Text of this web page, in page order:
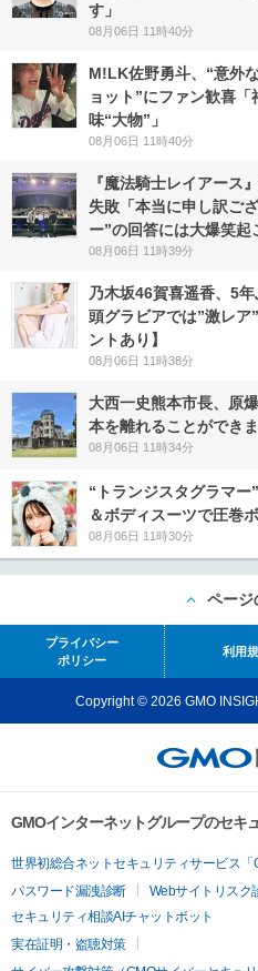
す」
08月06日 11時40分
M!LK佐野勇斗、“意外
ョット”にファン歓喜
味“大物”」
08月06日 11時40分
『魔法騎士レイアース
失敗「本当に申し訳ご
ー”の回答には大爆笑起
08月06日 11時39分
乃木坂46賀喜遥香、5
頭グラビアでは”激レア
ントあり】
08月06日 11時38分
大西一史熊本市長、原
本を離れることができ
08月06日 11時34分
“トランジスタグラマ
＆ボディスーツで圧巻
08月06日 11時30分
ページ
プライバシー
ポリシー
利用
Copyright © 2026 GMO
GMOインターネットグループのセキ
世界初総合ネットセキュリティサービス「
パスワード漏洩診断
Webサイトリスク
セキュリティ相談AIチャットボット
実在証明・盗聴対策